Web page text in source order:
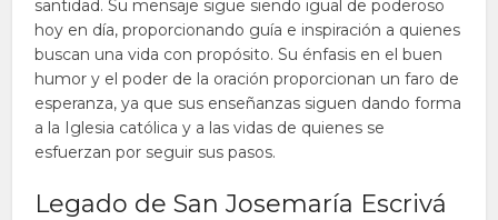
santidad. Su mensaje sigue siendo igual de poderoso
hoy en día, proporcionando guía e inspiración a quienes
buscan una vida con propósito. Su énfasis en el buen
humor y el poder de la oración proporcionan un faro de
esperanza, ya que sus enseñanzas siguen dando forma
a la Iglesia católica y a las vidas de quienes se
esfuerzan por seguir sus pasos.
Legado de San Josemaría Escrivá